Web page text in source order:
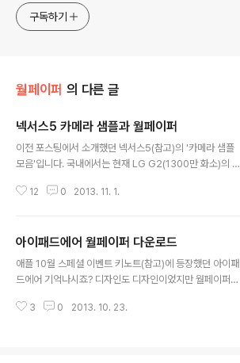
구독하기
월페이퍼 의 다른 글
넥서스5 카메라 샘플과 월페이퍼
이전 포스팅에서 소개했던 넥서스5(참고)의 '카메라 샘플
모음'입니다. 국내에서는 현재 LG G2(1300만 화소)의 카
중 가장 뛰어난 퀄리티의 사진을 제공한다고 평가받는 중
면 'endless'라는 단어가 어울릴 법합니다. 어찌됐건 블로
그를 통해서 소개해드렸던 사양과 출시일까지 정확하게 일
치하기는 했는데(참고 1, 2) 최종적으로 전해드렸던 출시에
날이 없을 정도였습니다. 이번 포스팅에서는 베이스기기인
12 0 2013. 11. 1.
아이패드에어 월페이퍼 다운로드
애플 10월 스페셜 이벤트 키노트(참고)에 등장했던 아이패
드에어 기억나시죠? 디자인도 디자인이었지만 월페이퍼가
누군가 작업할 것이다.' 혹시나 했는데 역시나 올라왔습니
3 0 2013. 10. 23.